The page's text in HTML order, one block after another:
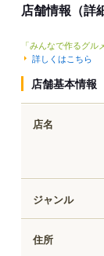
店舗情報（詳
「みんなで作るグ
詳しくはこちら
店舗基本情報
店名
ジャンル
住所